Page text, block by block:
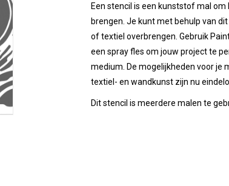
Een stencil is een kunststof mal om
brengen. Je kunt met behulp van
of textiel overbrengen. Gebruik
een spray fles om jouw project te
medium. De mogelijkheden voor je
textiel- en wandkunst zijn nu
Dit stencil is meerdere malen te